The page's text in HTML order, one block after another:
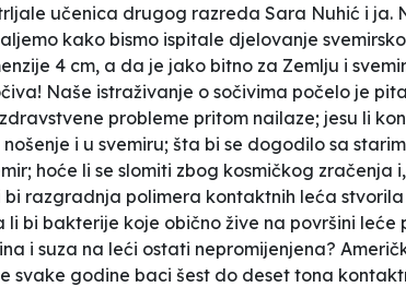
učenica drugog razreda Sara Nuhić i ja.
kako bismo ispitale djelovanje
4 cm, a da je jako bitno za Zemlju i
Naše istraživanje o sočivima počelo je
probleme pritom nailaze; jesu li
i u svemiru; šta bi se dogodilo sa
hoće li se slomiti zbog kosmičkog zračenja
razgradnja polimera kontaktnih leća
li bi bakterije koje obično žive na površini leće
i suza na leći ostati nepromijenjena?
svake godine baci šest do deset tona